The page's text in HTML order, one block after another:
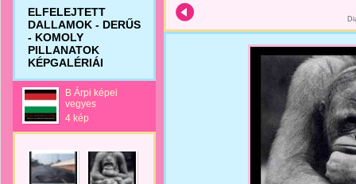
ELFELEJTETT
DALLAMOK - DERŰS
- KOMOLY
PILLANATOK
KÉPGALÉRIÁI
B Árpi képei
vegyes
4 kép